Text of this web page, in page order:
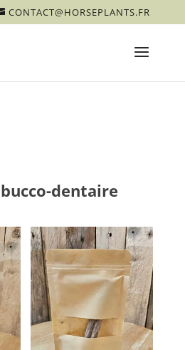
CONTACT@HORSEPLANTS.FR
dentaire